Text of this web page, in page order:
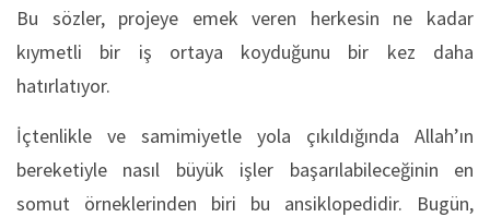
Bu sözler, projeye emek veren herkesin ne kadar
kıymetli bir iş ortaya koyduğunu bir kez daha
hatırlatıyor.
İçtenlikle ve samimiyetle yola çıkıldığında Allah’ın
bereketiyle nasıl büyük işler başarılabileceğinin en
somut örneklerinden biri bu ansiklopedidir. Bugün,